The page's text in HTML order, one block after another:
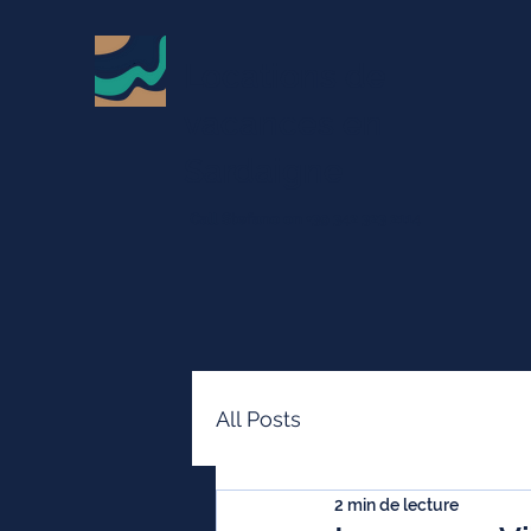
All Posts
2 min de lecture